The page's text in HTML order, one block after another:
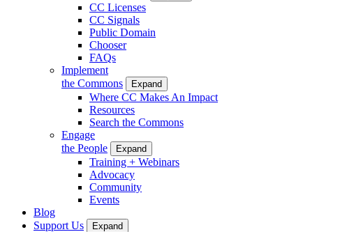
CC Licenses
CC Signals
Public Domain
Chooser
FAQs
Implement
the Commons
Expand
Where CC Makes An Impact
Resources
Search the Commons
Engage
the People
Expand
Training + Webinars
Advocacy
Community
Events
Blog
Support Us
Expand